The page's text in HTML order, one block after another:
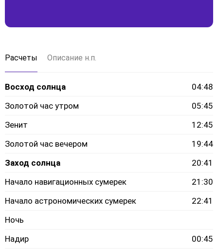
Расчеты Описание н.п.
Восход солнца
04:48
Золотой час утром
05:45
Зенит
12:45
Золотой час вечером
19:44
Заход солнца
20:41
Начало навигационных сумерек
21:30
Начало астрономических сумерек
22:41
Ночь
Надир
00:45